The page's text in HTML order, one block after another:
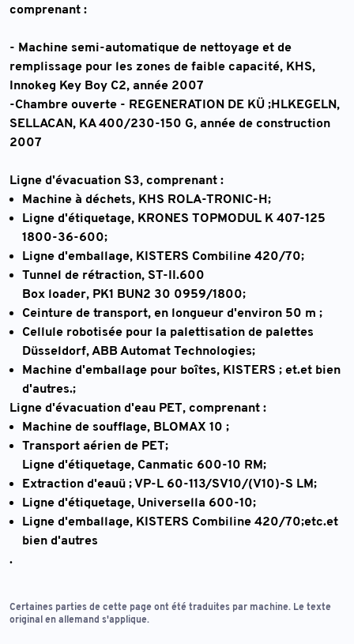
comprenant :
- Machine semi-automatique de nettoyage et de
remplissage pour les zones de faible capacité, KHS,
Innokeg Key Boy C2, année 2007
-Chambre ouverte - REGENERATION DE KÜ ;HLKEGELN,
SELLACAN, KA 400/230-150 G, année de construction
2007
Ligne d'évacuation S3, comprenant :
Machine à déchets, KHS ROLA-TRONIC-H;
Ligne d'étiquetage, KRONES TOPMODUL K 407-125
1800-36-600;
Ligne d'emballage, KISTERS Combiline 420/70;
Tunnel de rétraction, ST-II.600
Box loader, PK1 BUN2 30 0959/1800;
Ceinture de transport, en longueur d'environ 50 m ;
Cellule robotisée pour la palettisation de palettes
Düsseldorf,ABB Automat Technologies;
Machine d'emballage pour boîtes, KISTERS ; et.et bien
d'autres.;
Ligne d'évacuation d'eau PET, comprenant :
Machine de soufflage, BLOMAX 10 ;
Transport aérien de PET;
Ligne d'étiquetage, Canmatic 600-10 RM;
Extraction d'eauü ;VP-L 60-113/SV10/(V10)-S LM;
Ligne d'étiquetage, Universella 600-10;
Ligne d'emballage, KISTERS Combiline 420/70;etc.et
bien d'autres
.
Certaines parties de cette page ont été traduites par machine. Le texte
original en allemand s'applique.